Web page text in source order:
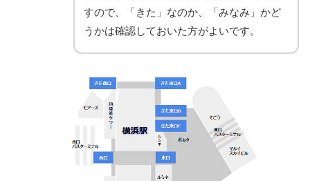
すので、「きた」なのか、「みなみ」かど
うかは確認しておいた方がよいです。